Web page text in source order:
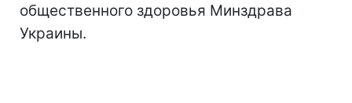
общественного здоровья Минздрава
Украины.